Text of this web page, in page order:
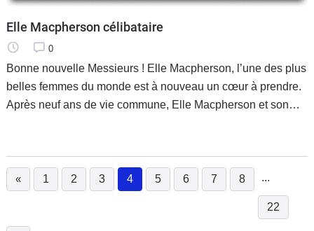
Elle Macpherson célibataire
0
Bonne nouvelle Messieurs ! Elle Macpherson, l’une des plus
belles femmes du monde est à nouveau un cœur à prendre.
Après neuf ans de vie commune, Elle Macpherson et son
« 1 2 3 4
(current)
5 6 7 8 ...
22